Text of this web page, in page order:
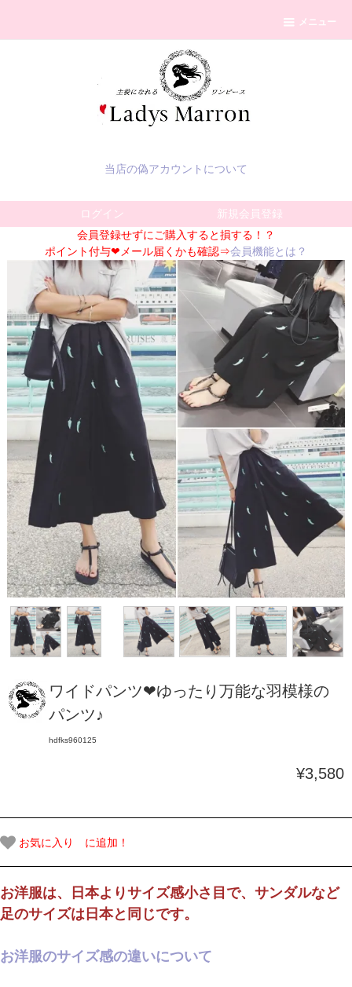
メニュー
当店の偽アカウントについて
ログイン
新規会員登録
会員登録せずにご購入すると損する！？
ポイント付与❤メール届くかも確認⇒会員機能とは？
ワイドパンツ❤ゆったり万能な羽模様の
パンツ♪
hdfks960125
¥3,580
お気に入り に追加！
お洋服は、日本よりサイズ感小さ目で、サンダルなど
足のサイズは日本と同じです。
お洋服のサイズ感の違いについて